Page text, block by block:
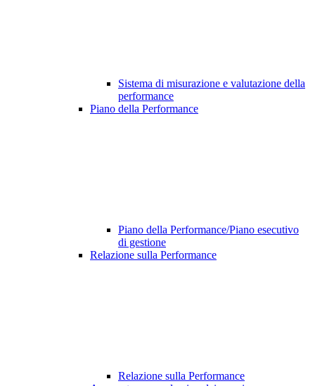
Sistema di misurazione e valutazione della
performance
Piano della Performance
Piano della Performance/Piano esecutivo
di gestione
Relazione sulla Performance
Relazione sulla Performance